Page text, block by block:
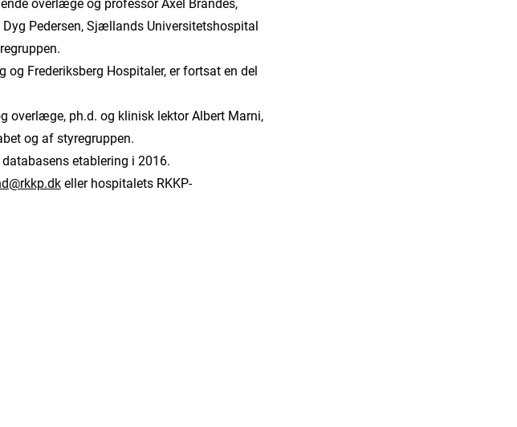
overlæge og professor Axel Brandes,
Pedersen, Sjællands Universitetshospital
og Frederiksberg Hospitaler, er fortsat en del
overlæge, ph.d. og klinisk lektor Albert Marni,
og af styregruppen.
etablering i 2016.
eller hospitalets RKKP-